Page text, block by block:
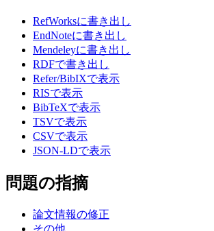
RefWorksに書き出し
EndNoteに書き出し
Mendeleyに書き出し
RDFで書き出し
Refer/BibIXで表示
RISで表示
BibTeXで表示
TSVで表示
CSVで表示
JSON-LDで表示
問題の指摘
論文情報の修正
その他